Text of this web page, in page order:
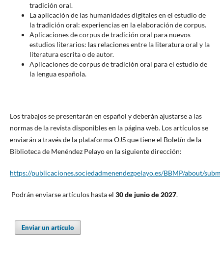
tradición oral.
La aplicación de las humanidades digitales en el estudio de
la tradición oral: experiencias en la elaboración de corpus.
Aplicaciones de corpus de tradición oral para nuevos
estudios literarios: las relaciones entre la literatura oral y la
literatura escrita o de autor.
Aplicaciones de corpus de tradición oral para el estudio de
la lengua española.
Los trabajos se presentarán en español y deberán ajustarse a las
normas de la revista disponibles en la página web. Los artículos se
enviarán a través de la plataforma OJS que tiene el Boletín de la
Biblioteca de Menéndez Pelayo en la siguiente dirección:
https://publicaciones.sociedadmenendezpelayo.es/BBMP/about/
Podrán enviarse artículos hasta el 30 de junio de2027.
Enviar un artículo